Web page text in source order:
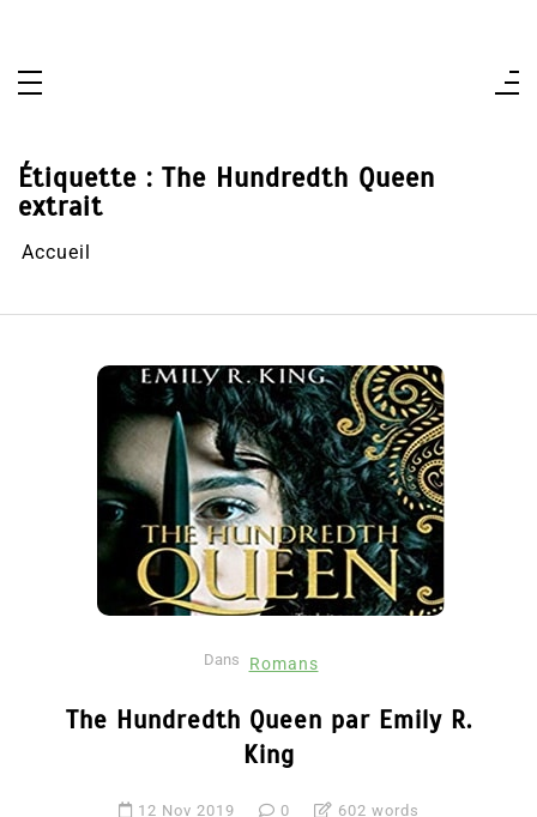
Étiquette : The Hundredth Queen
extrait
Accueil
Dans Romans
The Hundredth Queen par Emily R.
King
12 Nov 2019 0 602 words